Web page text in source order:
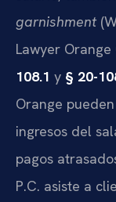
garnishment
Lawyer Orange
108.1 y § 20-
Orange
ingresos del
pagos
P.C. asiste a